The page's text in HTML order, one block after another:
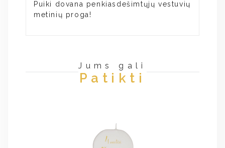
Puiki dovana penkiasdešimtųjų vestuvių
metinių proga!
Jums gali
Patikti